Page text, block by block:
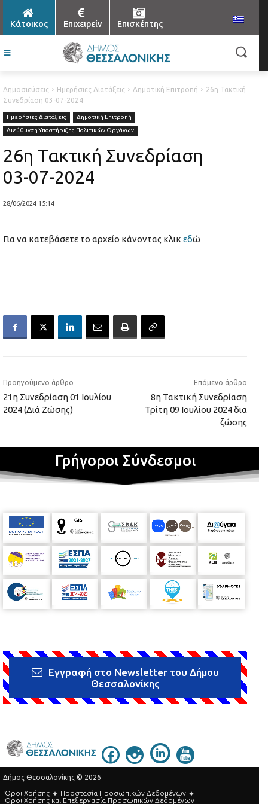
Κάτοικος Επιχειρείν Επισκέπτης
Δημοσιεύσεις Ημερήσιες Διατάξεις Δημοτική Επιτροπή
26η Τακτική
Συνεδρίαση 03-07-2024
Ημερήσιες Διατάξεις
Δημοτική Επιτροπή
Διεύθυνση Υποστήριξης Πολιτικών Οργάνων
26η Τακτική Συνεδρίαση
03-07-2024
28/06/2024 15:14
Για να κατεβάσετε το αρχείο κάνοντας κλικ εδώ
Προηγούμενο άρθρο
21η Συνεδρίαση 01 Ιουλίου
2024 (Διά Ζώσης)
Επόμενο άρθρο
8η Τακτική Συνεδρίαση
Τρίτη 09 Ιουλίου 2024 δια
ζώσης
Γρήγοροι Σύνδεσμοι
Εγγραφή στο Newsletter του Δήμου
Θεσσαλονίκης
Δήμος Θεσσαλονίκης © 2026
Όροι Χρήσης
Προστασία Προσωπικών Δεδομένων
Όροι Xρήσης και Eπεξεργασία Προσωπικών Δεδομένων